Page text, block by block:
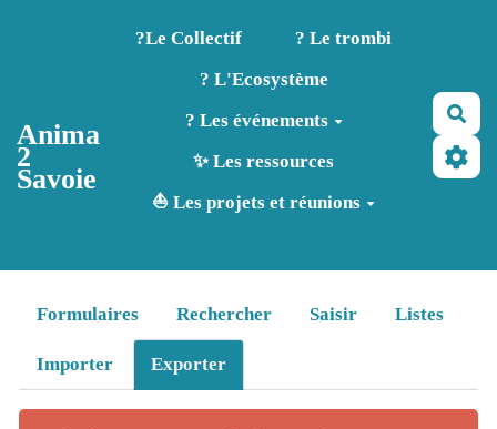
Aller au contenu principal
Anima
2
Savoie
?️Le Collectif
? Le trombi
? L'Ecosystème
? Les événements
✨ Les ressources
⛵ Les projets et réunions
Formulaires Rechercher Saisir Listes
Importer Exporter